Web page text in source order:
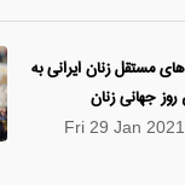
مستقل زنان ایرانی به
جهانی زنان
Fri 29 Jan 2021